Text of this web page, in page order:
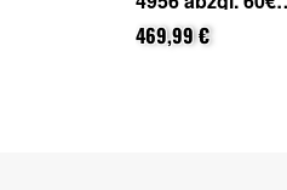
Cashback (von
nach
469,99 €